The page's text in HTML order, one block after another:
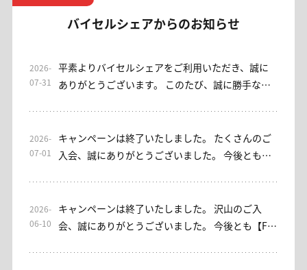
バイセルシェアからのお知らせ
2026-
07-31
平素よりバイセルシェアをご利用いただき、誠に
ありがとうございます。 このたび、誠に勝手なが
いただきました皆さまに、心より御礼申し上げま
す。 なお、EAをご利用いただけるサブスクリプシ
検討ください。 これまでご利用いただき、誠にあ
りがとうございました。今後ともバイセルシェア
2026-
07-01
キャンペーンは終了いたしました。 たくさんのご
入会、誠にありがとうございました。 今後とも、
なっております。 【みっちゃん日本株サロン】入
会キャンペーンを実施しております。 [入会キャン
2026-
06-10
キャンペーンは終了いたしました。 沢山のご入
会、誠にありがとうございました。 今後とも【FX